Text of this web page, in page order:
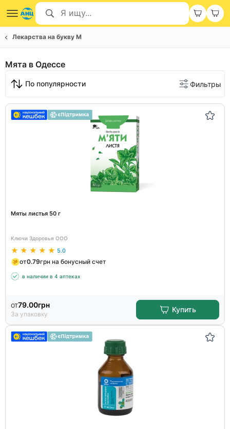
Лекарства на букву М
Мята в Одессе
По популярности Фильтры
Мяты листья 50 г
Ключи Здоровья ООО
5.0
от0.79грн на бонусный счет
в наличии в 4 аптеках
от79.00грн
За упаковку
Купить